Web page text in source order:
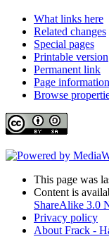
What links here
Related changes
Special pages
Printable version
Permanent link
Page information
Browse
This page was
Content is
ShareAlike 3.0
Privacy policy
About Frack -